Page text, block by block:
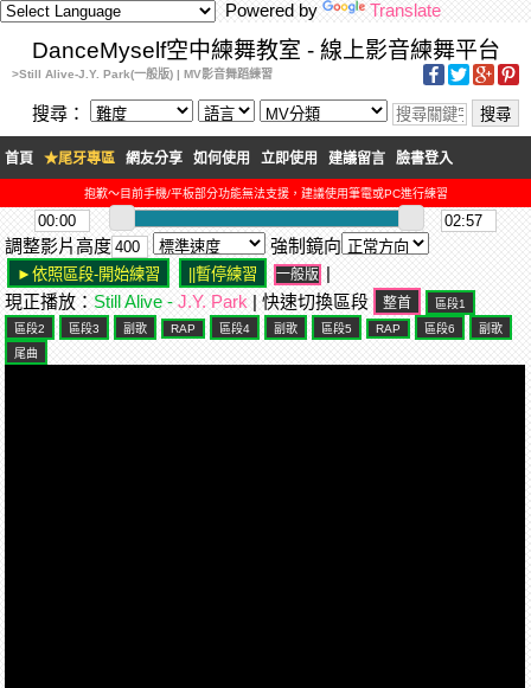
Powered by Translate
DanceMyself空中練舞教室 - 線上影音練舞平台
>Still Alive-J.Y. Park(一般版) | MV影音舞蹈練習
搜尋：
首頁 ★尾牙專區 網友分享 如何使用 立即使用 建議留言 臉書登入
抱歉～目前手機/平板部分功能無法支援，建議使用筆電或PC進行練習
調整影片高度 強制鏡向
一般版 |
現正播放： Still Alive -J.Y. Park | 快速切換區段